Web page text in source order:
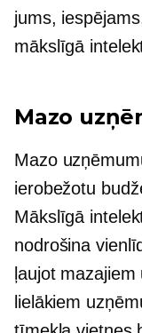
jums,
mākslīgā
Mazo
Mazo
ierobežotu
Mākslīgā
nodrošina
ļaujot
lielākiem